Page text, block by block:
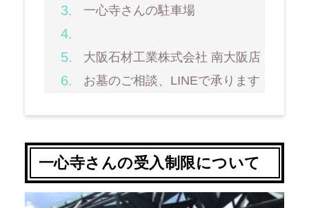
一心寺さんの駐車場
大阪石材工業株式会社 南大阪店
お墓のご相談、LINEで承ります
一心寺さんの受入制限について